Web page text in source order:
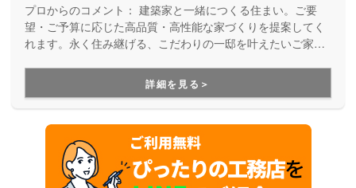
プロからのコメント： 建築家と一緒につくる住まい。ご要
望・ご予算に応じた高品質・高性能な家づくりを提案してく
れます。永く住み継げる、こだわりの一邸を叶えたいご家族
詳細を見る＞